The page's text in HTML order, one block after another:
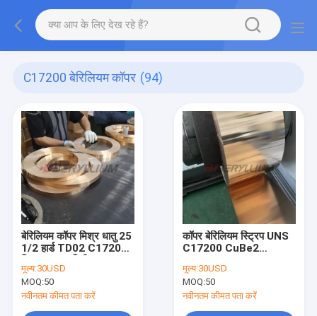
C17200 बेरिलियम कॉपर (94)
बेरिलियम कॉपर मिश्र धातु 25
1/2 हार्ड TD02 C17200
मूल्य:30USD
MOQ:50
नवीनतम कीमत पता करें
कॉपर बेरिलियम स्ट्रिप UNS
C17200 CuBe2
स्टेट XHM
मूल्य:30USD
MOQ:50
नवीनतम कीमत पता करें